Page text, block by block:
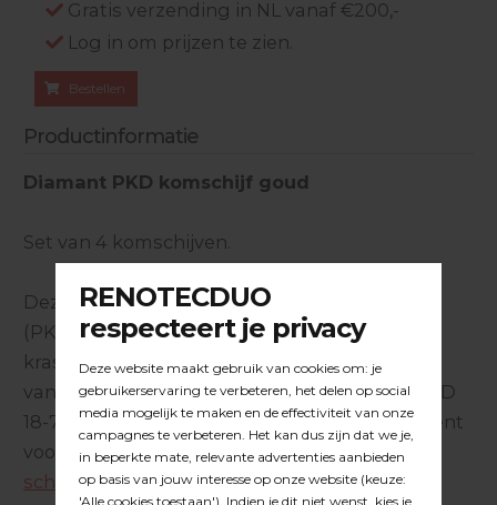
Gratis verzending in NL vanaf €200,-
Log in om prijzen te zien.
Bestellen
Productinformatie
Diamant PKD komschijf goud
Set van 4 komschijven.
Deze Polykristallijne diamant slijpkommen
(PKD) zijn ontworpen voor het creëren van
krasvorming op epoxyharsen en verflagen ed.
van ondergronden. Geschikt voor op de Flex LD
18-7 betonschuurmachine, of als los component
voor de Duoline aandrijfschijf met 4 PKD
schijven .